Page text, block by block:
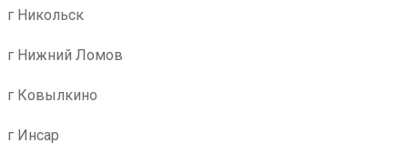
г Никольск
г Нижний Ломов
г Ковылкино
г Инсар